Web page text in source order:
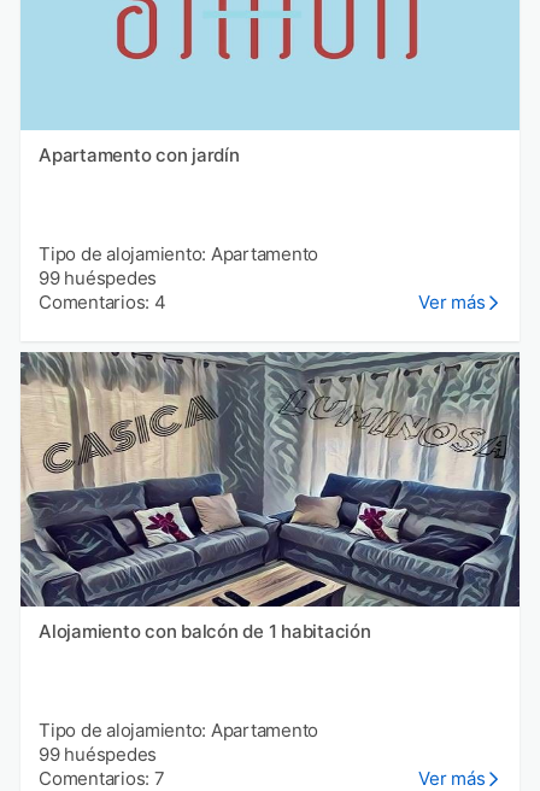
Apartamento con jardín
Tipo de alojamiento: Apartamento
99 huéspedes
Comentarios: 4
Ver más
Alojamiento con balcón de 1 habitación
Tipo de alojamiento: Apartamento
99 huéspedes
Comentarios: 7
Ver más